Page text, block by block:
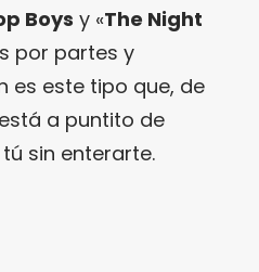
Boys y «The Night
por partes y
es este tipo que, de
a puntito de
sin enterarte.